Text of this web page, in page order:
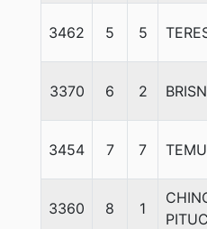
3462 5 5
3370 6 2
3454 7 7
3360 8 1
PITUC